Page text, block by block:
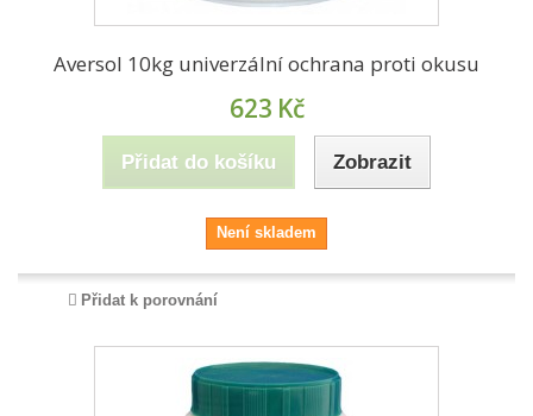
Aversol 10kg univerzální ochrana proti okusu
623 Kč
Přidat do košíku Zobrazit
Není skladem
Přidat k porovnání